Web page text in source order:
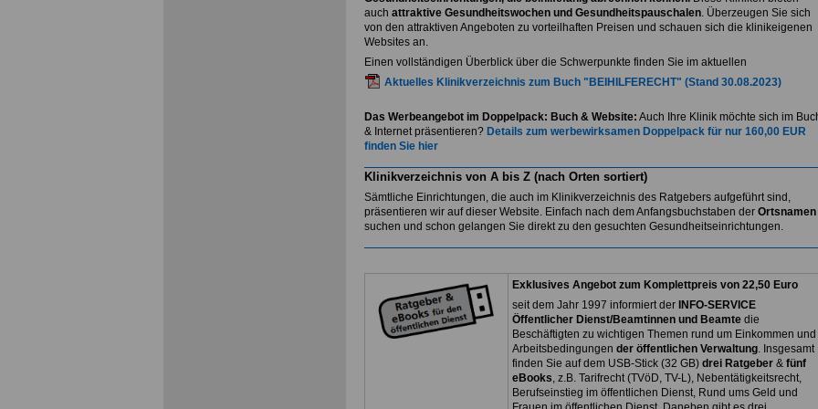
auch attraktive Gesundheitswochen und Gesundheitspauschalen. Überzeugen Sie sich
von den attraktiven Angeboten zu vorteilhaften Preisen und schauen sich die klinikeigenen
Websites an.
Einen vollständigen Überblick über die Schwerpunkte finden Sie im aktuellen
Aktuelles Klinikverzeichnis zum Buch "BEIHILFERECHT" (Stand 30.08.2023)
Das Werbeangebot im Doppelpack: Buch & Website: Auch Ihre Klinik möchte sich im
& Internet präsentieren? Details zum werbewirksamen Doppelpack für nur 160,00 EUR
finden Sie hier
Klinikverzeichnis von A bis Z (nach Orten sortiert)
Sämtliche Einrichtungen, die auch im Klinikverzeichnis des Ratgebers aufgeführt sind,
präsentieren wir auf dieser Website. Einfach nach dem Anfangsbuchstaben der Ortsnamen
suchen und schon gelangen Sie direkt zu den gesuchten Gesundheitseinrichtungen.
Exklusives Angebot zum Komplettpreis von 22,50 Euro
seit dem Jahr 1997 informiert der INFO-SERVICE
Öffentlicher Dienst/Beamtinnen und Beamtedie
Beschäftigten zu wichtigen Themen rund um Einkommen und
Arbeitsbedingungen der öffentlichen Verwaltung. Insgesamt
finden Sie auf dem USB-Stick (32 GB) drei Ratgeber& fünf
eBooks, z.B. Tarifrecht (TVöD, TV-L), Nebentätigkeitsrecht,
Berufseinstieg im öffentlichen Dienst, Rund ums Geld und